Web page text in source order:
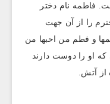
فاطمه نام دختر
را از آن جهت
و فطم من احبها من
که او را دوست دارند
از آتش.